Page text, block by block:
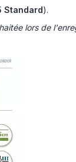
Standard).
lors de